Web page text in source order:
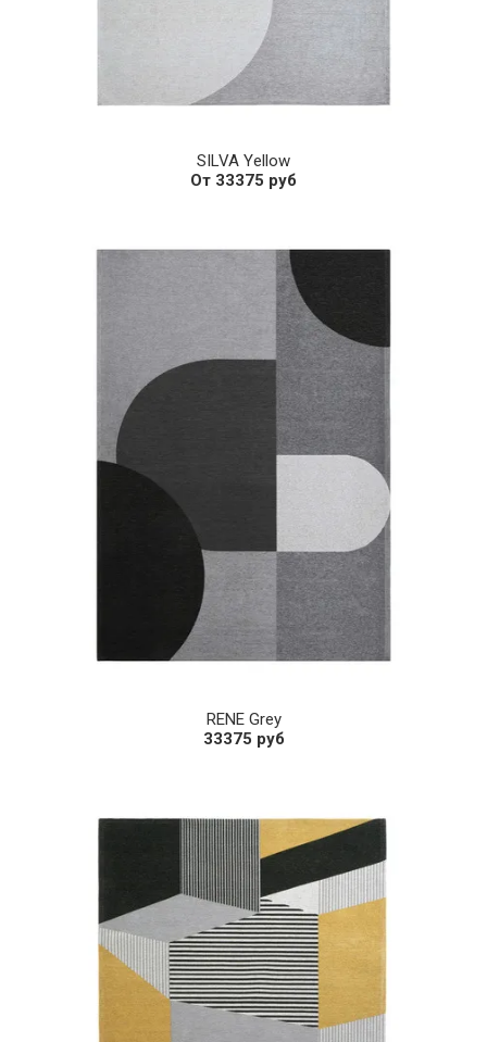
SILVA Yellow
От 33375 руб
RENE Grey
33375 руб